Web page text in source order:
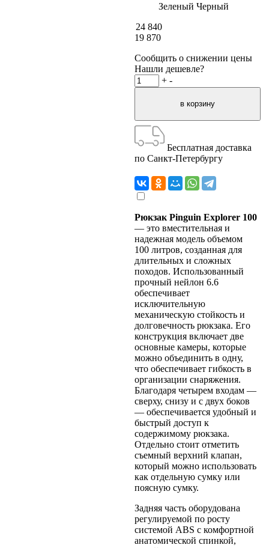
Зеленый Черный
24 840
19 870
Сообщить о снижении цены
Нашли дешевле?
+ -
Бесплатная доставка
по Санкт-Петербургу
Рюкзак Pinguin Explorer 100
— это вместительная и
надежная модель объемом
100 литров, созданная для
длительных и сложных
походов. Использованный
прочный нейлон 6.6
обеспечивает
исключительную
механическую стойкость и
долговечность рюкзака. Его
конструкция включает две
основные камеры, которые
можно объединить в одну,
что обеспечивает гибкость в
организации снаряжения.
Благодаря четырем входам —
сверху, снизу и с двух боков
— обеспечивается удобный и
быстрый доступ к
содержимому рюкзака.
Отдельно стоит отметить
съемный верхний клапан,
который можно использовать
как отдельную сумку или
поясную сумку.
Задняя часть оборудована
регулируемой по росту
системой ABS с комфортной
анатомической спинкой,